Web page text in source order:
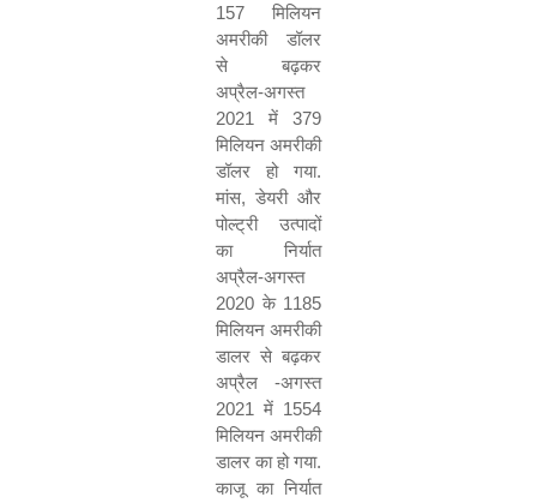
157 मिलियन
अमरीकी डॉलर
से बढ़कर
अप्रैल-अगस्त
2021
में 379
मिलियन अमरीकी
डॉलर हो गया.
मांस, डेयरी और
पोल्ट्री उत्पादों
का निर्यात
अप्रैल-अगस्त
2020 के 1185
मिलियन अमरीकी
डालर से बढ़कर
अप्रैल -अगस्त
2021 में 1554
मिलियन अमरीकी
डालर का हो गया.
काजू का निर्यात